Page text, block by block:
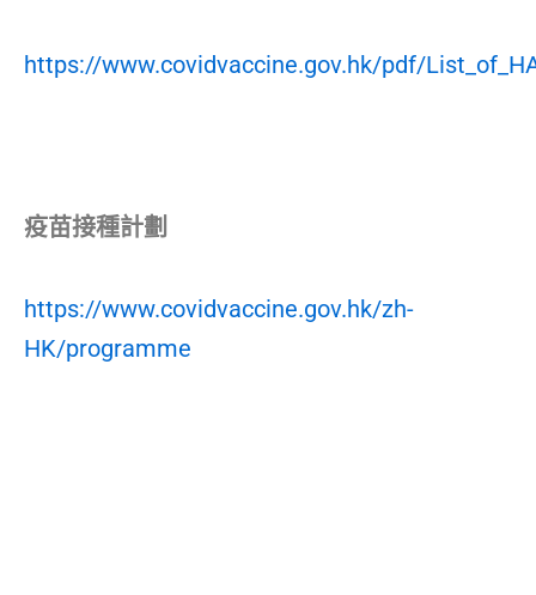
https://www.covidvaccine.gov.hk/pdf/
疫苗接種計劃
https://www.covidvaccine.gov.hk/zh-
HK/programme